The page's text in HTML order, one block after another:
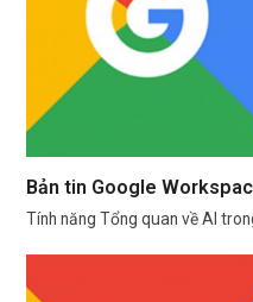
Bản tin Google
Tính năng Tổng quan về AI